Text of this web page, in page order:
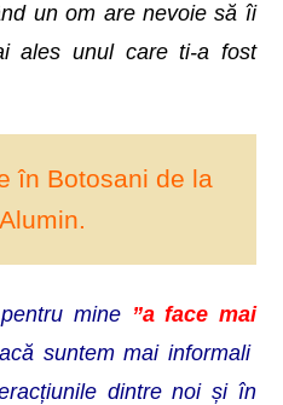
un om are nevoie să îi
ales unul care ti-a fost
în Botosani de la
mine ”a face mai
suntem mai informali
dintre noi și în